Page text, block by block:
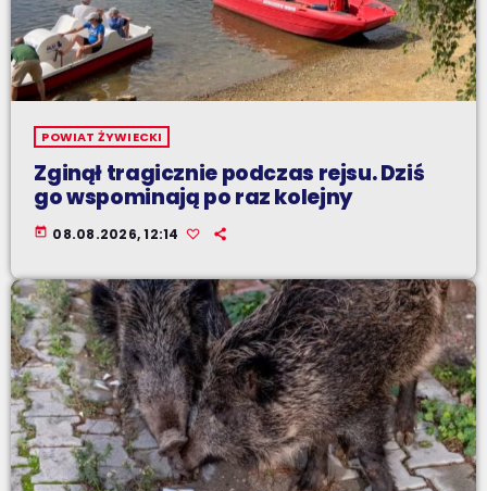
POWIAT ŻYWIECKI
Zginął tragicznie podczas rejsu. Dziś
go wspominają po raz kolejny
today 08.08.2026, 12:14